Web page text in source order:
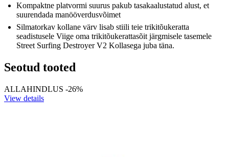
Kompaktne platvormi suurus pakub tasakaalustatud alust, et
suurendada manööverdusvõimet
Silmatorkav kollane värv lisab stiili teie trikitõukeratta
seadistusele Viige oma trikitõukerattasõit järgmisele tasemele
Street Surfing Destroyer V2 Kollasega juba täna.
Seotud tooted
ALLAHINDLUS -26%
View details